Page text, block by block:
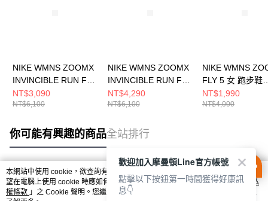
NIKE WMNS ZOOMX
INVINCIBLE RUN FK
3 女 跑步鞋
DR2660007
NT$3,090
NT$6,100
NIKE WMNS ZOOMX
INVINCIBLE RUN FK
3 女 跑步鞋
DR2660107
NT$4,290
NT$6,100
NIKE WMNS
FLY 5 女 跑步鞋
DM8974001
NT$1,990
NT$4,000
你可能有興趣的商品全站排行
熱門標籤
本網站中使用 cookie，欲查詢有關本網站使用 cookie 方式之詳情，及若您不希
望在電腦上使用 cookie 時應如何變更電腦的 cookie 設定，請參閱本網站「
隱私
權條款 」之 Cookie 聲明。您繼續使用本網站即表示您同意本公司得按本網站使
歡迎加入摩曼頓Line官方帳號
點擊以下按鈕第一時間獲得好康訊
息👇